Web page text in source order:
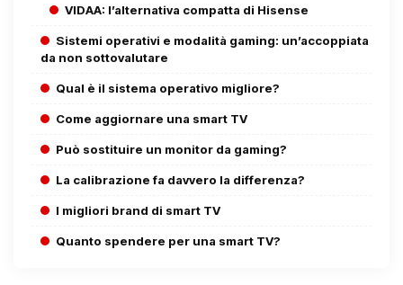
VIDAA: l’alternativa compatta di Hisense
Sistemi operativi e modalità gaming: un’accoppiata
da non sottovalutare
Qual è il sistema operativo migliore?
Come aggiornare una smart TV
Può sostituire un monitor da gaming?
La calibrazione fa davvero la differenza?
I migliori brand di smart TV
Quanto spendere per una smart TV?